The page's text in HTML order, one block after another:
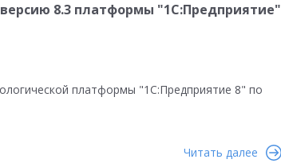
8.3 платформы "1С:Предприятие"
платформы "1С:Предприятие 8" по
Читать далее